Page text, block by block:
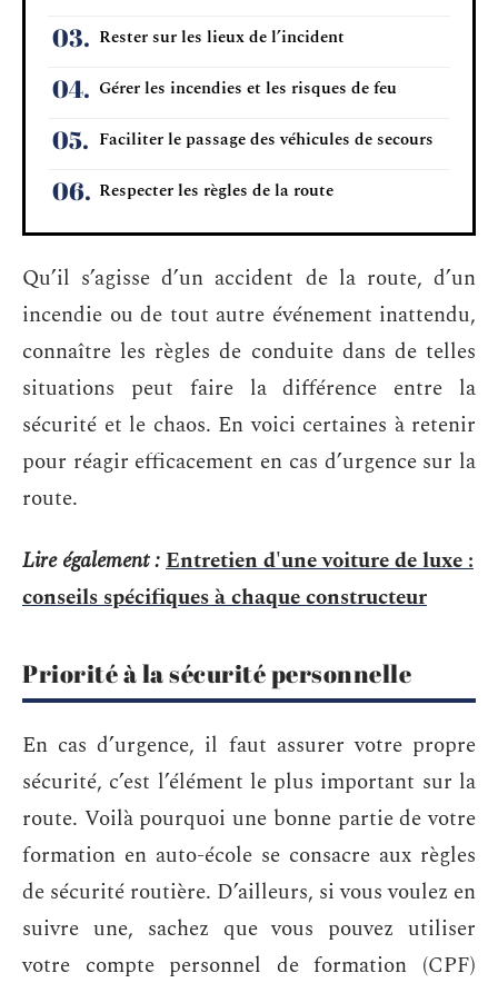
Rester sur les lieux de l’incident
Gérer les incendies et les risques de feu
Faciliter le passage des véhicules de secours
Respecter les règles de la route
Qu’il s’agisse d’un accident de la route, d’un
incendie ou de tout autre événement inattendu,
connaître les règles de conduite dans de telles
situations peut faire la différence entre la
sécurité et le chaos. En voici certaines à retenir
pour réagir efficacement en cas d’urgence sur la
route.
Lire également :Entretien d'une voiture de luxe :
conseils spécifiques à chaque constructeur
Priorité à la sécurité personnelle
En cas d’urgence, il faut assurer votre propre
sécurité, c’est l’élément le plus important sur la
route. Voilà pourquoi une bonne partie de votre
formation en auto-école se consacre aux règles
de sécurité routière. D’ailleurs, si vous voulez en
suivre une, sachez que vous pouvez utiliser
votre compte personnel de formation (CPF)